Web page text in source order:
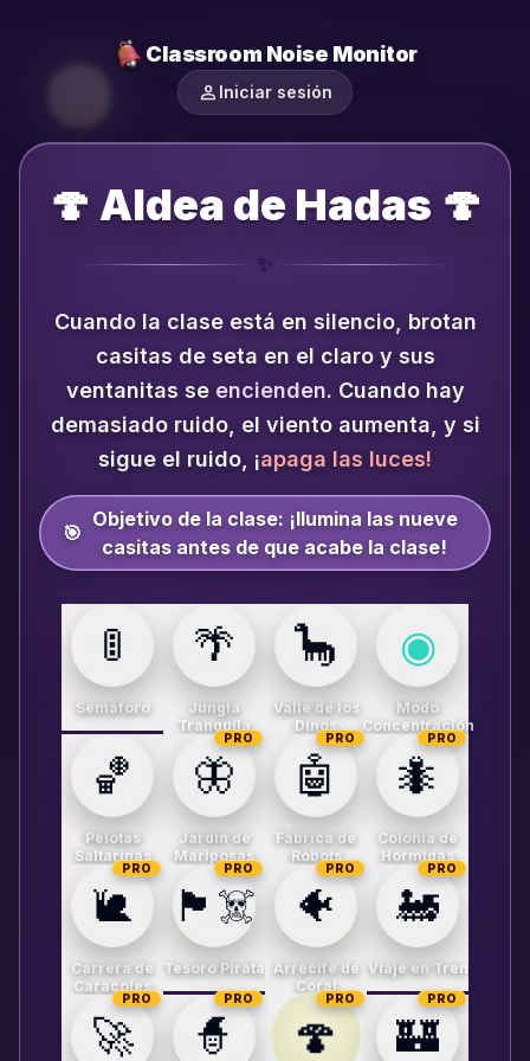
Classroom Noise Monitor
person Iniciar sesión
🍄 Aldea de Hadas 🍄
✨
Cuando la clase está en silencio, brotan
casitas de seta en el claro y sus
ventanitas se encienden. Cuando hay
demasiado ruido, el viento aumenta, y si
sigue el ruido, ¡apaga las luces!
🎯
Objetivo de la clase: ¡Ilumina las nueve
casitas antes de que acabe la clase!
🚦
Semáforo
🌴
Jungla
Tranquila
🦕
Valle de los
Dinos
◉
Modo
Concentración
🏀
Pelotas
Saltarinas
🦋
PRO
Jardín de
Mariposas
🤖
PRO
Fábrica de
Robots
🐜
PRO
Colonia de
Hormigas
🐌
PRO
Carrera de
Caracoles
🏴‍☠️
PRO
Tesoro Pirata
🐠
PRO
Arrecife de
Coral
🚂
PRO
Viaje en Tren
🚀
PRO
🧙
PRO
🍄
PRO
🏰
PRO